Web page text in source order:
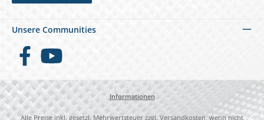
Unsere Communities
FacebookYouTube
Informationen
Alle Preise inkl. gesetzl. Mehrwertsteuer zzgl. Versandkosten, wenn nicht